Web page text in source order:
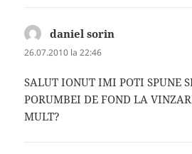
daniel sorin
26.07.2010 la 22:46
SALUT IONUT IMI POTI SPUNE
PORUMBEI DE FOND LA
MULT?